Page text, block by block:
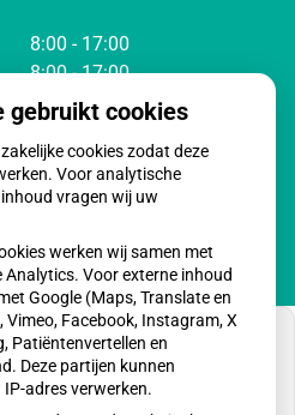
8:00 - 17:00
8:00 - 17:00
8:00 - 17:00
8:00 - 17:00
gebruikt cookies
cookies zodat deze
Voor analytische
vragen wij uw
werken wij samen met
Analytics. Voor externe inhoud
Google (Maps, Translate en
Vimeo, Facebook, Instagram, X
Patiëntenvertellen en
Deze partijen kunnen
adres verwerken.